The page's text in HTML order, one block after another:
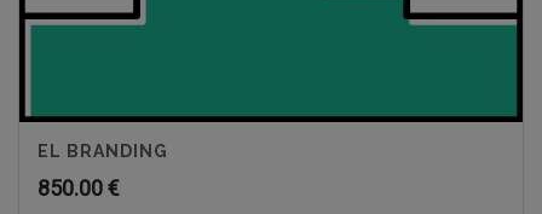
EL BRANDING
850.00€